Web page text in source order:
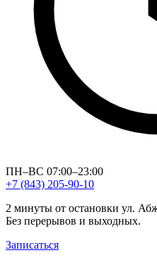
ПН–ВС 07:00–23:00
+7 (843) 205-90-10
2 минуты от остановки ул.
Без перерывов и выходных.
Записаться